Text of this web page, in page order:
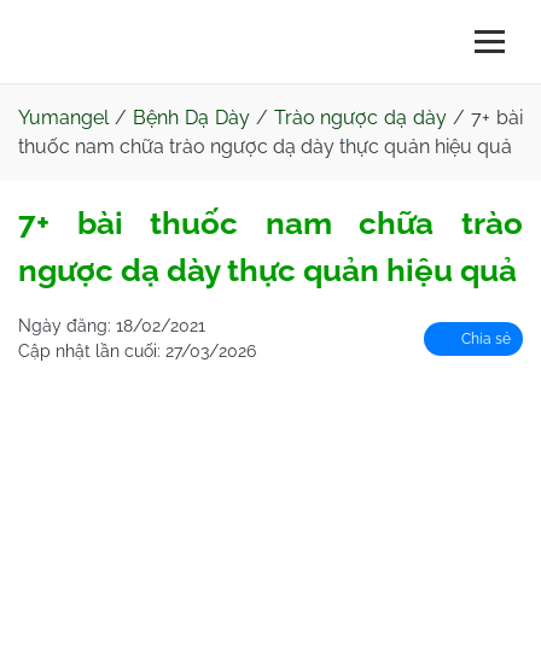
Yumangel/ Bệnh Dạ Dày/ Trào ngược dạ dày /7+ bài
thuốc nam chữa trào ngược dạ dày thực quản hiệu quả
7+ bài thuốc nam chữa trào
ngược dạ dày thực quản hiệu quả
Ngày đăng: 18/02/2021
Cập nhật lần cuối: 27/03/2026
Chia sẻ